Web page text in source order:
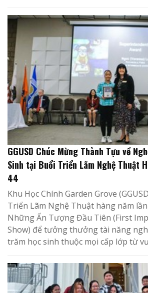
GGUSD Chúc Mừng Thành Tựu về
Sinh tại Buổi Triển Lãm Nghệ Thuật
44
Khu Học Chính Garden Grove
Triển Lãm Nghệ Thuật hàng năm
Những Ấn Tượng Đầu Tiên (First
Show) để tưởng thưởng tài năng
trăm học sinh thuộc mọi cấp lớp từ